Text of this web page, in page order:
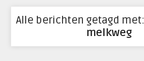
Alle berichten getagd met:
melkweg